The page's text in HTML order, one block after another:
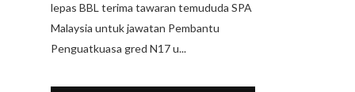
lepas BBL terima tawaran temududa SPA
Malaysia untuk jawatan Pembantu
Penguatkuasa gred N17 u...